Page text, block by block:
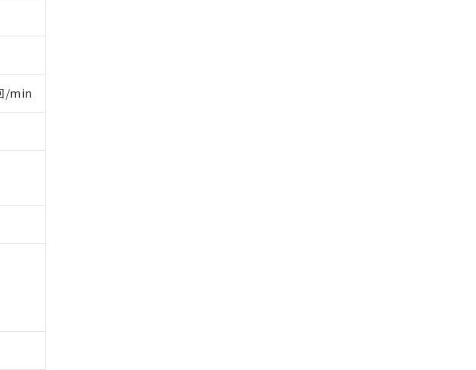
/min
び標準価格(税抜)を提供させていただ
異なる場合があることをご了承くださ
客様担当のオムロン制御機器販売店・
ク
」をご確認ください。
漏洩または開示しないようお願いしま
には、I-Webメンバーズにご登録され
要な範囲で利用することをご了承くだ
、対応品を出す予定はありません。
中または確認中の商品です。
した場合などやむを得ず変更すること
化ジフェニルエーテル類(PBDE) 1000ppm以下、
ています。
す。
示します。
を示します。
リ臭化ジフェニルエーテル類) : 1000ppm、
フタル酸ブチルベンジル) : 1000ppm、
します。
境に深刻な影響を及ぼさない年数を意
定める商品（以下｢規制貨物等」とい
許可(または役務取引許可)を取得する
に輸出されないよう必要な手段を講じ
たはその他武器並びにこれらの製造装
3の内容を当該第三者に通知します。
るおそれがある場合は、取り引きをい
またはお客様担当のオムロン制御